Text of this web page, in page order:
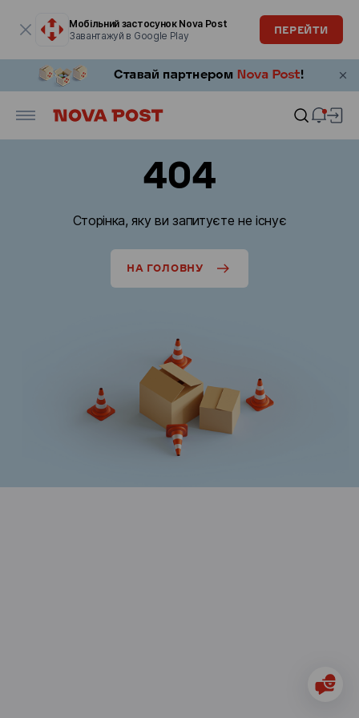
Мобільний застосунок Nova Post
Завантажуй в Google Play
ПЕРЕЙТИ
404
Сторінка, яку ви запитуєте не існує
НА ГОЛОВНУ